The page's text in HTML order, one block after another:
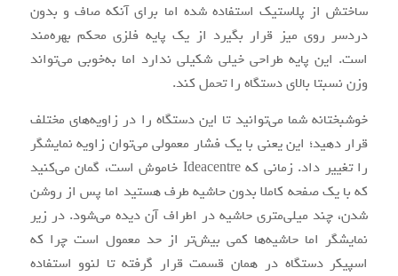
ساختش از پلاستیک استفاده شده اما برای آنکه صاف و بدون
دردسر روی میز قرار بگیرد از یک پایه فلزی محکم بهره‌مند
است. این پایه طراحی خیلی شکیلی ندارد اما به‌خوبی می‌تواند
وزن نسبتا بالای دستگاه را تحمل کند.
خوشبختانه شما می‌توانید تا این دستگاه را در زاویه‌های مختلف
قرار دهید؛ این یعنی با یک فشار معمولی می‌توان زاویه نمایشگر
را تغییر داد. زمانی که Ideacentre خاموش است، گمان می‌کنید
که با یک صفحه کاملا بدون حاشیه طرف هستید اما پس از روشن
شدن، چند میلی‌متری حاشیه در اطراف آن دیده می‌شود. در زیر
نمایشگر اما حاشیه‌ها کمی بیش‌تر از حد معمول است چرا که
اسپیکر دستگاه در همان قسمت قرار گرفته تا لنوو استفاده